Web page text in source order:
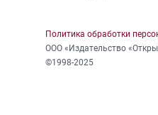
Политика обработки
ООО «Издательство
©1998-2025